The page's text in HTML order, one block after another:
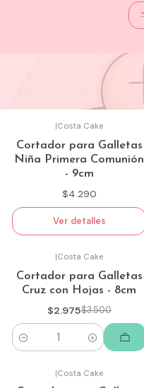
|Costa Cake
Cortador para Galletas
Niña Primera Comunión
- 9cm
$4.290
Ver detalles
-15%
|Costa Cake
Cortador para Galletas
Cruz con Hojas - 8cm
$2.975$3.500
Cantidad
|Costa Cake